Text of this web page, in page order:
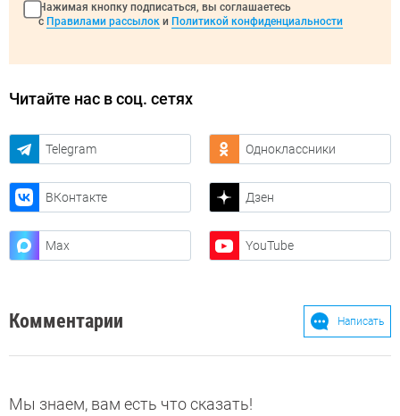
Нажимая кнопку подписаться, вы соглашаетесь
с Правилами рассылок и Политикой конфиденциальности
Читайте нас в соц. сетях
Telegram Одноклассники
ВКонтакте Дзен
Max YouTube
Комментарии Написать
Мы знаем, вам есть что сказать!